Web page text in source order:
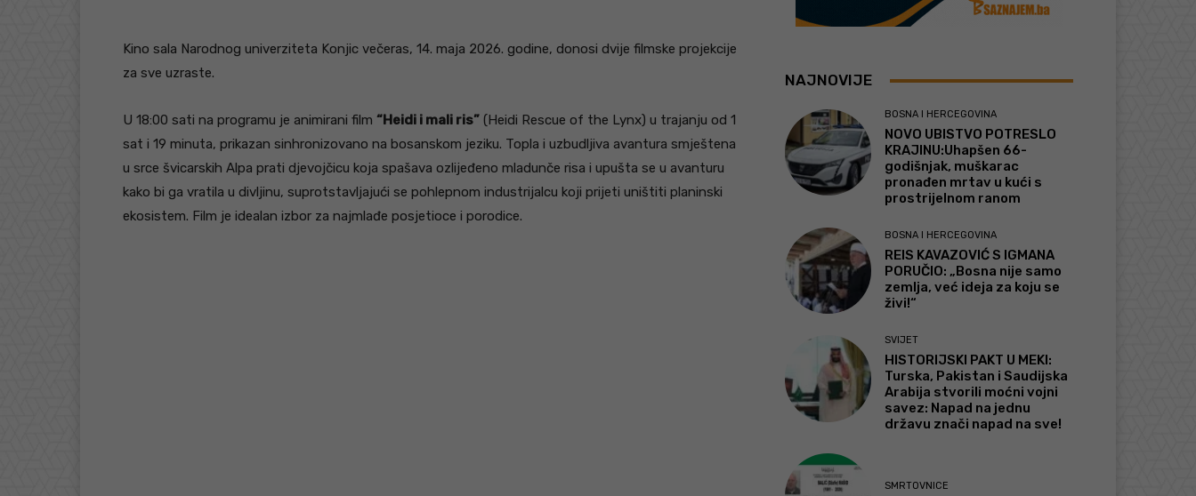
Kino sala Narodnog univerziteta Konjic večeras, 14. maja 2026. godine, donosi dvije filmske projekcije
za sve uzraste.
U 18:00 sati na programu je animirani film “Heidi i mali ris” (Heidi Rescue of the Lynx) u trajanju od 1
sat i 19 minuta, prikazan sinhronizovano na bosanskom jeziku. Topla i uzbudljiva avantura smještena
u srce švicarskih Alpa prati djevojčicu koja spašava ozlijeđeno mladunče risa i upušta se u avanturu
kako bi ga vratila u divljinu, suprotstavljajući se pohlepnom industrijalcu koji prijeti uništiti planinski
ekosistem. Film je idealan izbor za najmlađe posjetioce i porodice.
NAJNOVIJE
BOSNA I HERCEGOVINA
NOVO UBISTVO POTRESLO
KRAJINU:Uhapšen 66-
godišnjak, muškarac
pronađen mrtav u kući s
prostrijelnom ranom
BOSNA I HERCEGOVINA
REIS KAVAZOVIĆ S IGMANA
PORUČIO: „Bosna nije samo
zemlja, već ideja za koju se
živi!“
SVIJET
HISTORIJSKI PAKT U MEKI:
Turska, Pakistan i Saudijska
Arabija stvorili moćni vojni
savez: Napad na jednu
državu znači napad na sve!
SMRTOVNICE